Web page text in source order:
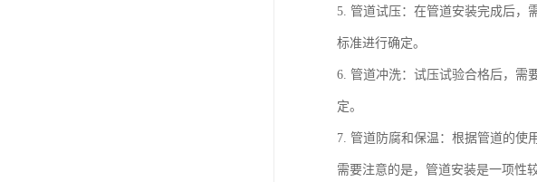
5. 管道试压：在管道安装完成后，
标准进行确定。
6. 管道冲洗：试压试验合格后，需
定。
7. 管道防腐和保温：根据管道的使
需要注意的是，管道安装是一项性